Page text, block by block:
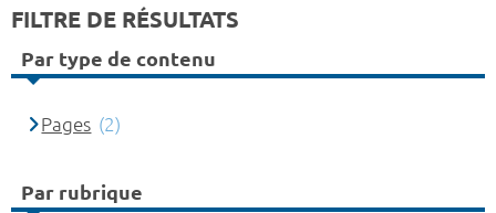
FILTRE DE RÉSULTATS
Par type de contenu
Pages (2)
Par rubrique